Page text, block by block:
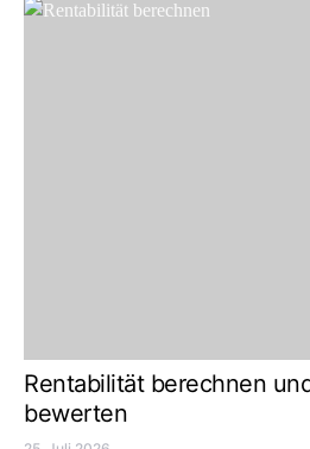
Rentabilität berechnen
bewerten